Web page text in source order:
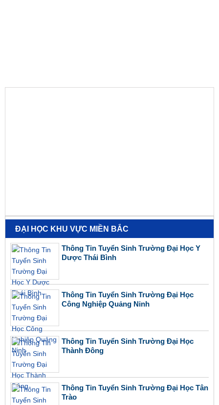
ĐẠI HỌC KHU VỰC MIỀN BẮC
Thông Tin Tuyển Sinh Trường Đại Học Y
Dược Thái Bình
Thông Tin Tuyển Sinh Trường Đại Học
Công Nghiệp Quảng Ninh
Thông Tin Tuyển Sinh Trường Đại Học
Thành Đông
Thông Tin Tuyển Sinh Trường Đại Học Tân
Trào